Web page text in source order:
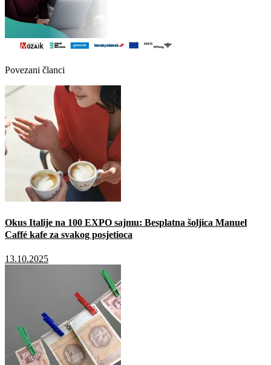
Povezani članci
Okus Italije na 100 EXPO sajmu: Besplatna šoljica Manuel
Caffé kafe za svakog posjetioca
13.10.2025